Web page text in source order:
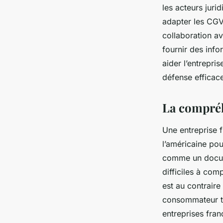
les acteurs
adapter les
collaboration
fournir des
aider
défense
La
Une entreprise
l’américaine
comme un
difficiles à
est au
consommateur
entreprises